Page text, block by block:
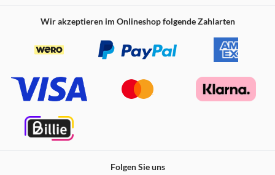
Wir akzeptieren im Onlineshop folgende Zahlarten
Folgen Sie uns